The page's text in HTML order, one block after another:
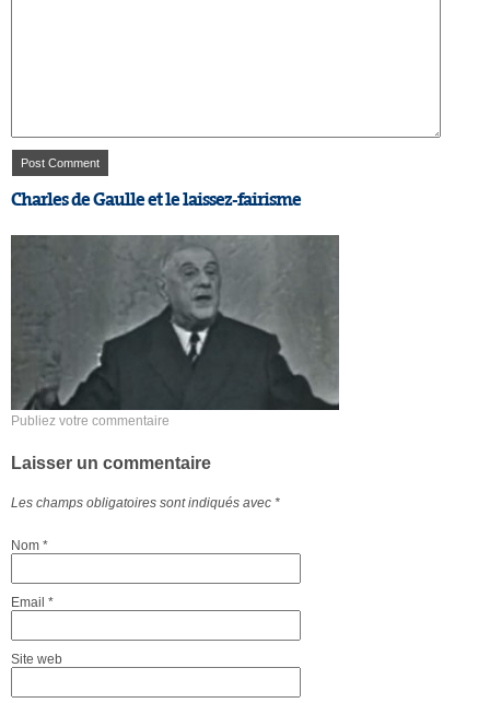
Charles de Gaulle et le laissez-fairisme
Publiez votre commentaire
Laisser un commentaire
Les champs obligatoires sont indiqués avec *
Nom *
Email *
Site web